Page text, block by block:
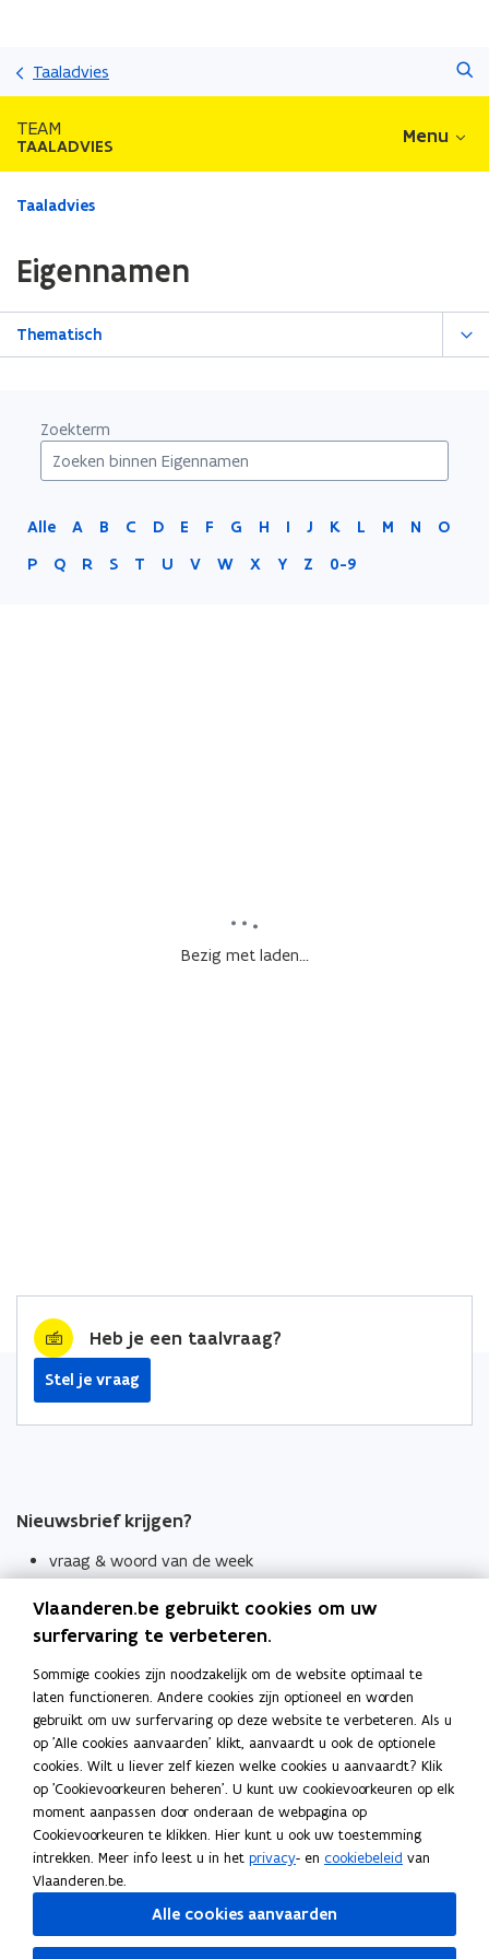
Taaladvies
TEAM
TAALADVIES Menu
Gedaan
bevindt
zich
op:
Eigennamen
Taaladvies
Eigennamen
Thematisch
Zoekterm
Alle A B C D E F G H I J K L M N
O
P
Q R S T U V W X Y Z 0-9
Bezig met laden...
Heb je een taalvraag?
Stel je vraag
Nieuwsbrief krijgen?
vraag & woord van de week
Schrijf je in
Thema's
Taaladviezen
Spellingregels
Tips voor duidelijke taal
Bekijk ook
Spellingtests
Boek- en webwijzer
Vlaanderen.be gebruikt cookies om uw
surfervaring te verbeteren.
Sommige cookies zijn noodzakelijk om de website optimaal te
laten functioneren. Andere cookies zijn optioneel en worden
gebruikt om uw surfervaring op deze website te verbeteren. Als u
op 'Alle cookies aanvaarden' klikt, aanvaardt u ook de optionele
cookies. Wilt u liever zelf kiezen welke cookies u aanvaardt? Klik
op 'Cookievoorkeuren beheren'. U kunt uw cookievoorkeuren op elk
moment aanpassen door onderaan de webpagina op
Cookievoorkeuren te klikken. Hier kunt u ook uw toestemming
intrekken. Meer info leest u in het privacy- en cookiebeleid van
Vlaanderen.be.
Alle cookies aanvaarden